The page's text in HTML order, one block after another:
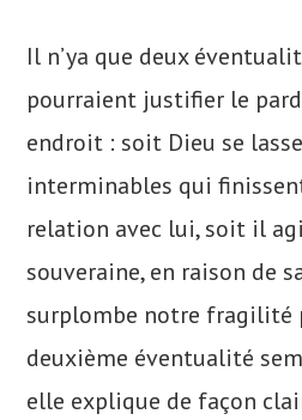
Il n’ya que deux
pourraient justifier le
endroit : soit Dieu se
interminables qui
relation avec lui, soit il
souveraine, en raison de
surplombe notre fragilité
deuxième éventualité
elle explique de façon